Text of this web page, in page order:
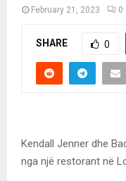
February 21, 2023 0
SHARE 0
Kendall Jenner dhe
nga një restorant në